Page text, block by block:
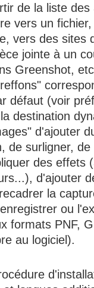
de la liste
vers un
vers des sites
jointe à un
Greenshot,
défaut (voir
destination
d'ajouter
de surligner,
des effets
d'ajouter
la
ou
formats PNF,
au logiciel).